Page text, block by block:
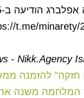
- Nikk.Agency
להזמנה
המלחמה משנה